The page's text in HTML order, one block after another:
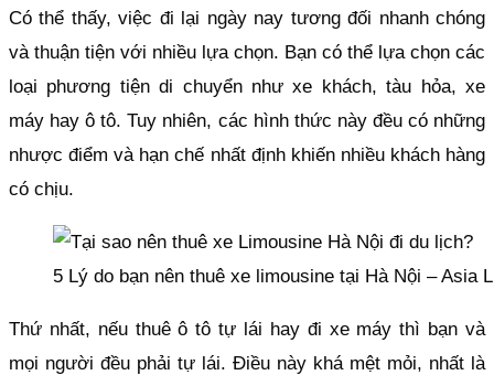
Có thể thấy, việc đi lại ngày nay tương đối nhanh chóng
và thuận tiện với nhiều lựa chọn. Bạn có thể lựa chọn các
loại phương tiện di chuyển như xe khách, tàu hỏa, xe
máy hay ô tô. Tuy nhiên, các hình thức này đều có những
nhược điểm và hạn chế nhất định khiến nhiều khách hàng
có chịu.
5 Lý do bạn nên thuê xe limousine tại Hà Nội – Asia
Thứ nhất, nếu thuê ô tô tự lái hay đi xe máy thì bạn và
mọi người đều phải tự lái. Điều này khá mệt mỏi, nhất là